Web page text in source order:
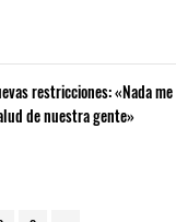
restricciones: «Nada me
de nuestra gente»